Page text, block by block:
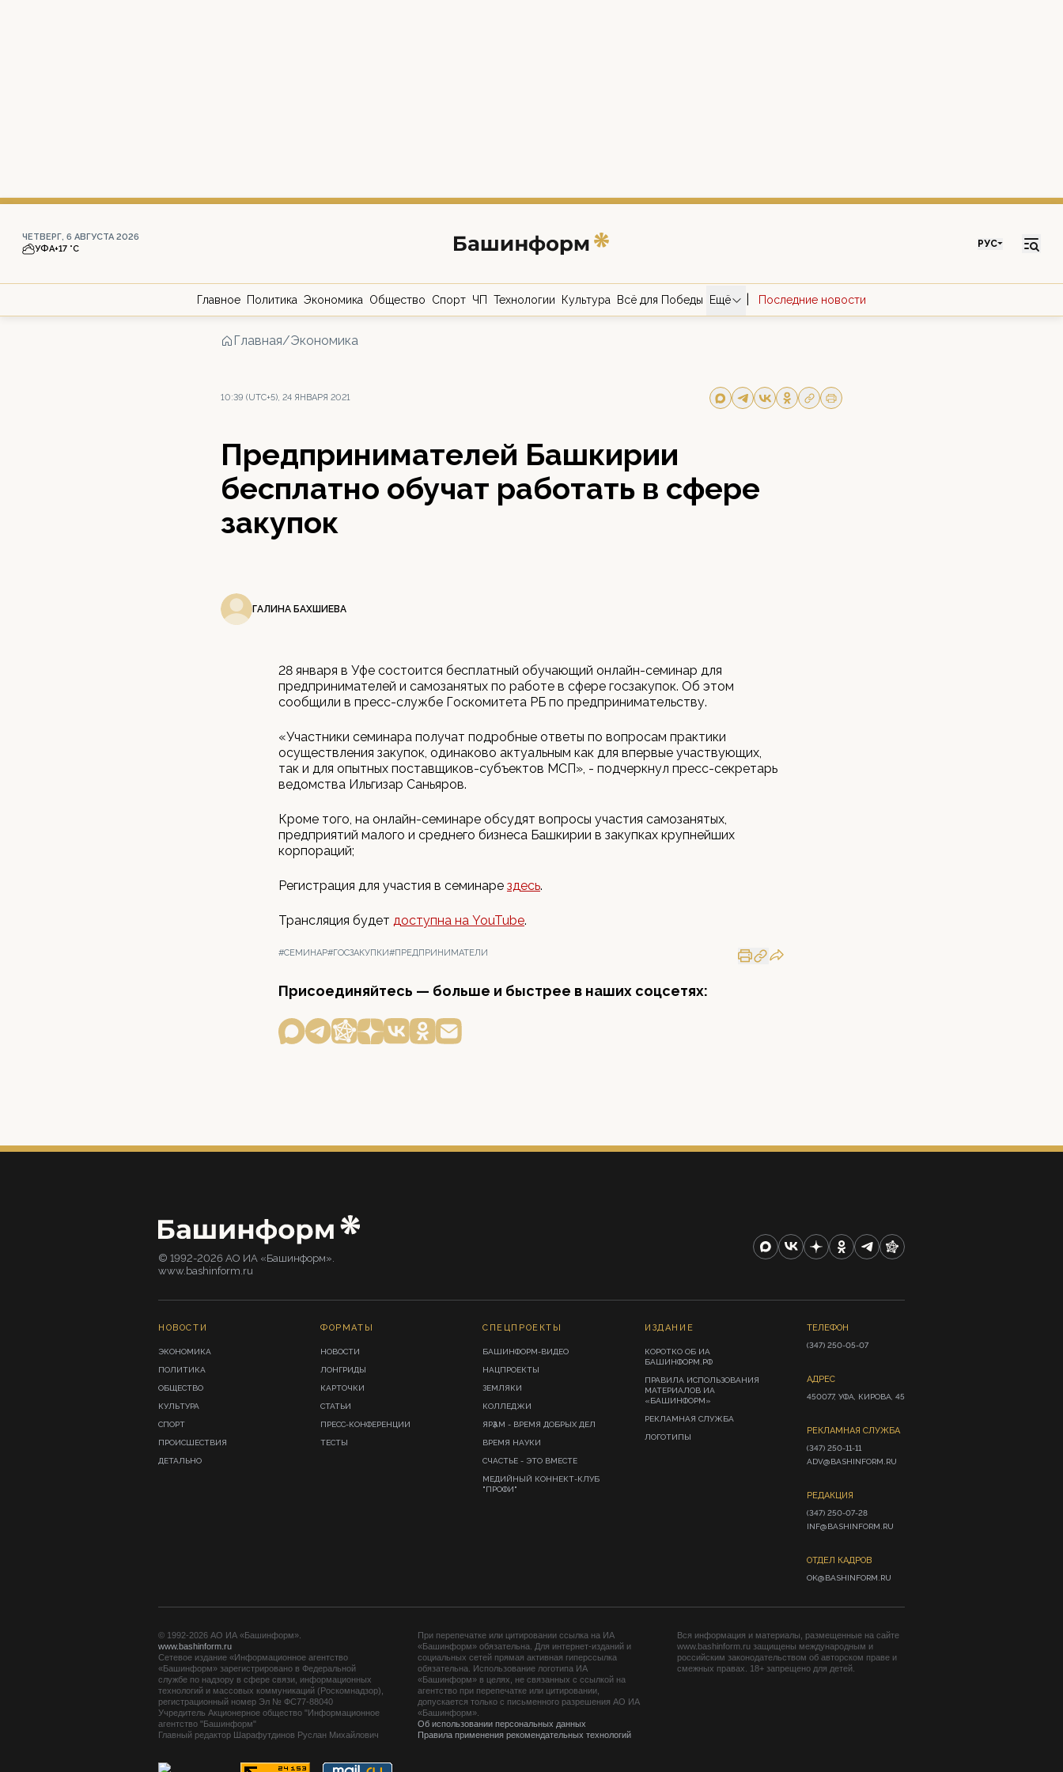
ЧЕТВЕРГ, 6 АВГУСТА 2026
УФА+17 °С РУС
Главное Политика Экономика Общество Спорт ЧП Технологии Культура Всё для Победы Ещё Последние новости
Главная/Экономика
10:39 (UTC+5), 24 ЯНВАРЯ 2021
Предпринимателей Башкирии
бесплатно обучат работать в сфере
закупок
ГАЛИНА БАХШИЕВА
28 января в Уфе состоится бесплатный обучающий онлайн-семинар для
предпринимателей и самозанятых по работе в сфере госзакупок. Об этом
сообщили в пресс-службе Госкомитета РБ по предпринимательству.
«Участники семинара получат подробные ответы по вопросам практики
осуществления закупок, одинаково актуальным как для впервые участвующих,
так и для опытных поставщиков-субъектов МСП», - подчеркнул пресс-секретарь
ведомства Ильгизар Саньяров.
Кроме того, на онлайн-семинаре обсудят вопросы участия самозанятых,
предприятий малого и среднего бизнеса Башкирии в закупках крупнейших
корпораций;
Регистрация для участия в семинаре здесь.
Трансляция будет доступна на YouTube.
#СЕМИНАР#ГОСЗАКУПКИ#ПРЕДПРИНИМАТЕЛИ
Присоединяйтесь — больше и быстрее в наших соцсетях:
© 1992-2026 АО ИА «Башинформ».
www.bashinform.ru
НОВОСТИ
ЭКОНОМИКА
ПОЛИТИКА
ОБЩЕСТВО
КУЛЬТУРА
СПОРТ
ПРОИСШЕСТВИЯ
ДЕТАЛЬНО
ФОРМАТЫ
НОВОСТИ
ЛОНГРИДЫ
КАРТОЧКИ
СТАТЬИ
ПРЕСС-КОНФЕРЕНЦИИ
ТЕСТЫ
СПЕЦПРОЕКТЫ
БАШИНФОРМ-ВИДЕО
НАЦПРОЕКТЫ
ЗЕМЛЯКИ
КОЛЛЕДЖИ
ЯРҘАМ - ВРЕМЯ ДОБРЫХ ДЕЛ
ВРЕМЯ НАУКИ
СЧАСТЬЕ - ЭТО ВМЕСТЕ
МЕДИЙНЫЙ КОННЕКТ-КЛУБ
"ПРОФИ"
ИЗДАНИЕ
КОРОТКО ОБ ИА
БАШИНФОРМ.РФ
ПРАВИЛА ИСПОЛЬЗОВАНИЯ
МАТЕРИАЛОВ ИА
«БАШИНФОРМ»
РЕКЛАМНАЯ СЛУЖБА
ЛОГОТИПЫ
ТЕЛЕФОН
(347) 250-05-07
АДРЕС
450077, УФА, КИРОВА, 45
РЕКЛАМНАЯ СЛУЖБА
(347) 250-11-11
ADV@BASHINFORM.RU
РЕДАКЦИЯ
(347) 250-07-28
INF@BASHINFORM.RU
ОТДЕЛ КАДРОВ
OK@BASHINFORM.RU
© 1992-2026 АО ИА «Башинформ».
www.bashinform.ru
Сетевое издание «Информационное агентство
«Башинформ» зарегистрировано в Федеральной
службе по надзору в сфере связи, информационных
технологий и массовых коммуникаций (Роскомнадзор),
регистрационный номер Эл № ФС77-88040
Учредитель Акционерное общество "Информационное
агентство "Башинформ"
Главный редактор Шарафутдинов Руслан Михайлович
При перепечатке или цитировании ссылка на ИА
«Башинформ» обязательна. Для интернет-изданий и
социальных сетей прямая активная гиперссылка
обязательна. Использование логотипа ИА
«Башинформ» в целях, не связанных с ссылкой на
агентство при перепечатке или цитировании,
допускается только с письменного разрешения АО ИА
«Башинформ».
Об использовании персональных данных
Правила применения рекомендательных технологий
Вся информация и материалы, размещенные на сайте
www.bashinform.ru защищены международным и
российским законодательством об авторском праве и
смежных правах. 18+ запрещено для детей.